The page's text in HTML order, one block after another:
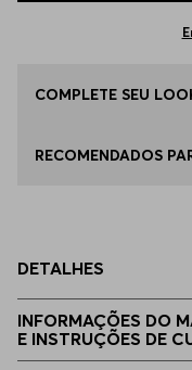
P - S
M - M
EGG
COMPLETE SEU
RECOMENDADOS
DETALHES
INFORMAÇÕES DO
E INSTRUÇÕES DE